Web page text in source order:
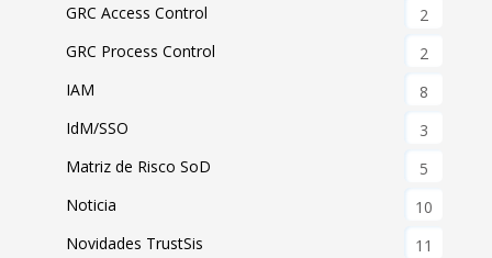
GRC Access Control
2
GRC Process Control
2
IAM
8
IdM/SSO
3
Matriz de Risco SoD
5
Noticia
10
Novidades TrustSis
11